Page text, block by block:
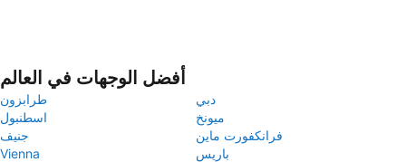
أفضل الوجهات في العالم
طرابزون
دبي
اسطنبول
ميونخ
جنيف
فرانكفورت ماين
Vienna
باريس